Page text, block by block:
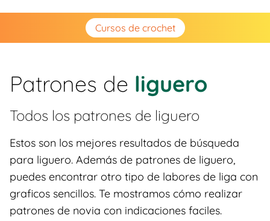
Cursos de crochet
Patrones de liguero
Todos los patrones de liguero
Estos son los mejores resultados de búsqueda
para liguero. Además de patrones de liguero,
puedes encontrar otro tipo de labores de liga con
graficos sencillos. Te mostramos cómo realizar
patrones de novia con indicaciones faciles.